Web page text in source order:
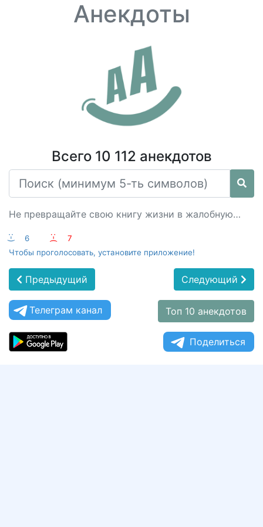
Анекдоты
Всего 10 112 анекдотов
Не превращайте свою книгу жизни в жалобную…
:-) 6 :-(
7
Чтобы проголосовать, установите приложение!
Предыдущий Следующий
Телеграм канал Топ 10 анекдотов
Поделиться